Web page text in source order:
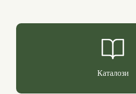
Каталози